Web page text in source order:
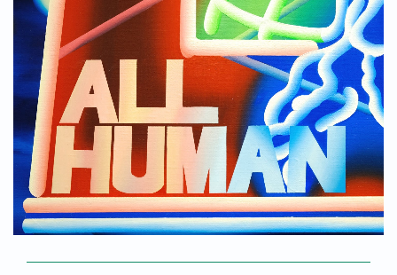
観る
ギャラリー
百貨店
美術館・博物館
オルタナティブスペース
アートフェア
イベント
オークション